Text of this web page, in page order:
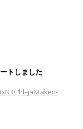
トしました
?hl=ja&taken-